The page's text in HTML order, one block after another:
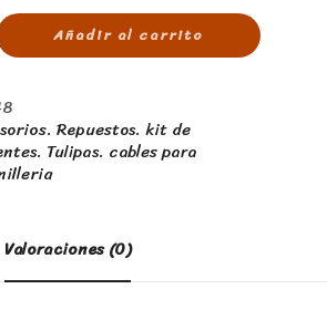
Añadir al carrito
Repuestos. kit de
Tulipas. cables para
Valoraciones (0)